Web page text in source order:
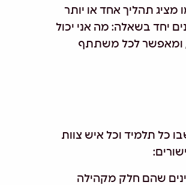
תהליך אחד או יותר
יחד בשאלה: מה אני יכול
ומאפשר לכל משתתף
כל תלמיד וכל איש צוות
שהם חלק מקהילה